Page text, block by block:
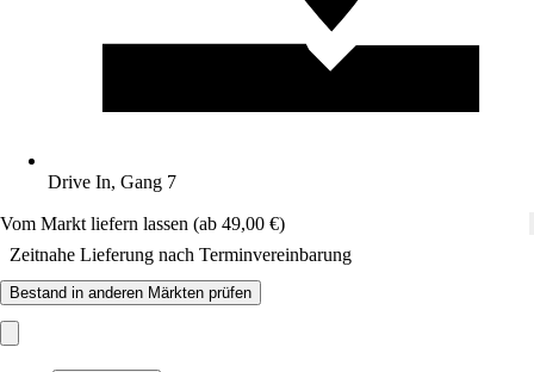
Drive In, Gang 7
Vom Markt liefern lassen (ab 49,00 €)
Zeitnahe Lieferung nach Terminvereinbarung
Bestand in anderen Märkten prüfen